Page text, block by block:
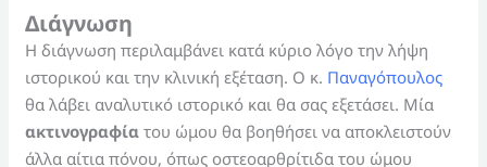
Διάγνωση
Η διάγνωση περιλαμβάνει κατά κύριο λόγο την λήψη
ιστορικού και την κλινική εξέταση. Ο κ. Παναγόπουλος
θα λάβει αναλυτικό ιστορικό και θα σας εξετάσει. Μία
ακτινογραφία του ώμου θα βοηθήσει να αποκλειστούν
άλλα αίτια πόνου, όπως οστεοαρθρίτιδα του ώμου